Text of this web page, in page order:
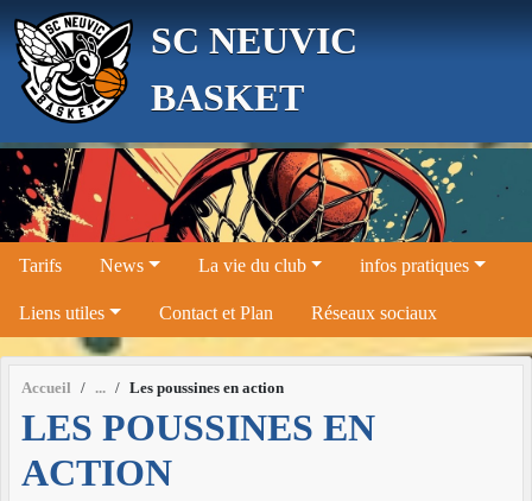
SC NEUVIC
BASKET
Tarifs News La vie du club infos pratiques
Liens utiles Contact et Plan Réseaux sociaux
Accueil Les poussines en action
LES POUSSINES EN
ACTION
Panneau de gestion des cookies